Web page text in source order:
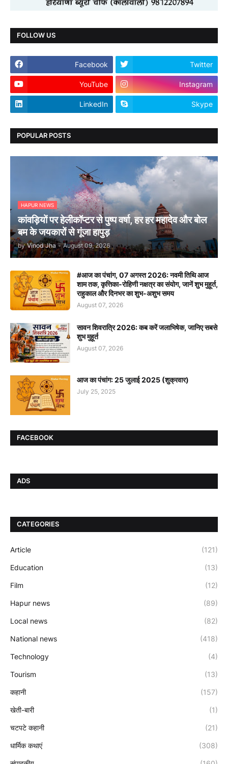
FOLLOW US
Facebook Twitter
YouTube Instagram
LinkedIn Skype
POPULAR POSTS
HAPUR NEWS
कांवड़ियों पर हेलीकॉप्टर से पुष्प वर्षा, हर हर महादेव और बोल
बम के जयकारों से गूंजा हापुड़
by Vinod Jha - August 09, 2026
#आज का पंचांग, 07 अगस्त 2026: नवमी तिथि आज
शाम तक, कृत्तिका-रोहिणी नक्षत्र का संयोग, जानें शुभ मुहूर्त,
राहुकाल और दिनभर का शुभ-अशुभ समय
August 07, 2026
सावन शिवरात्रि 2026: कब करें जलाभिषेक, जानिए सबसे
शुभ मुहूर्त
August 07, 2026
आज का पंचांग: 25 जुलाई 2025 (शुक्रवार)
July 25, 2025
FACEBOOK
ADS
CATEGORIES
Article (121)
Education (13)
Film (12)
Hapur news (89)
Local news (82)
National news (418)
Technology (4)
Tourism (13)
कहानी (157)
खेती-बारी (1)
चटपटे कहानी (21)
धार्मिक कथाएं (308)